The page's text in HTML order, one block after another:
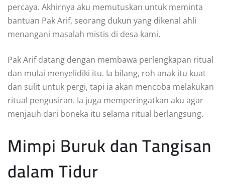
percaya. Akhirnya aku memutuskan untuk meminta
bantuan Pak Arif, seorang dukun yang dikenal ahli
menangani masalah mistis di desa kami.
Pak Arif datang dengan membawa perlengkapan ritual
dan mulai menyelidiki itu. Ia bilang, roh anak itu kuat
dan sulit untuk pergi, tapi ia akan mencoba melakukan
ritual pengusiran. Ia juga memperingatkan aku agar
menjauh dari boneka itu selama ritual berlangsung.
Mimpi Buruk dan Tangisan
dalam Tidur